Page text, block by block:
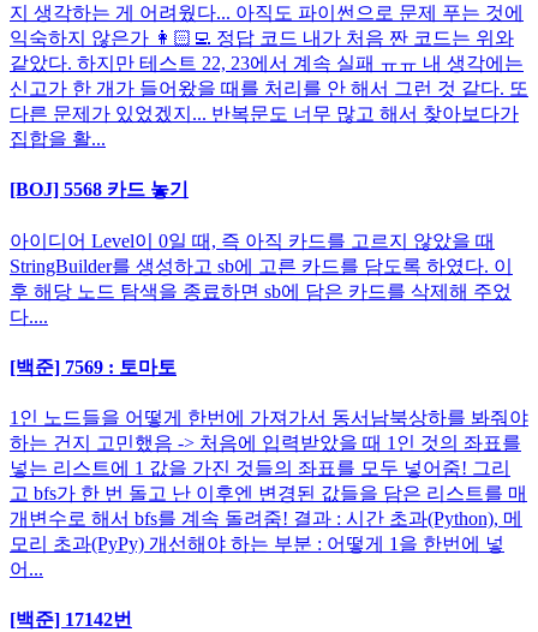
지 생각하는 게 어려웠다... 아직도 파이썬으로 문제 푸는 것에
익숙하지 않은가 👩🏻‍💻 정답 코드 내가 처음 짠 코드는 위와
같았다. 하지만 테스트 22, 23에서 계속 실패 ㅠㅠ 내 생각에는
신고가 한 개가 들어왔을 때를 처리를 안 해서 그런 것 같다. 또
다른 문제가 있었겠지... 반복문도 너무 많고 해서 찾아보다가
집합을 활...
[BOJ] 5568 카드 놓기
아이디어 Level이 0일 때, 즉 아직 카드를 고르지 않았을 때
StringBuilder를 생성하고 sb에 고른 카드를 담도록 하였다. 이
후 해당 노드 탐색을 종료하면 sb에 담은 카드를 삭제해 주었
다....
[백준] 7569 : 토마토
1인 노드들을 어떻게 한번에 가져가서 동서남북상하를 봐줘야
하는 건지 고민했음 -> 처음에 입력받았을 때 1인 것의 좌표를
넣는 리스트에 1 값을 가진 것들의 좌표를 모두 넣어줌! 그리
고 bfs가 한 번 돌고 난 이후엔 변경된 값들을 담은 리스트를 매
개변수로 해서 bfs를 계속 돌려줌! 결과 : 시간 초과(Python), 메
모리 초과(PyPy) 개선해야 하는 부분 : 어떻게 1을 한번에 넣
어...
[백준] 17142번